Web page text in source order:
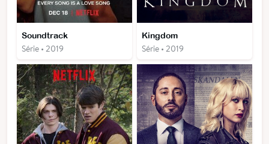
Soundtrack
Série • 2019
Kingdom
Série • 2019